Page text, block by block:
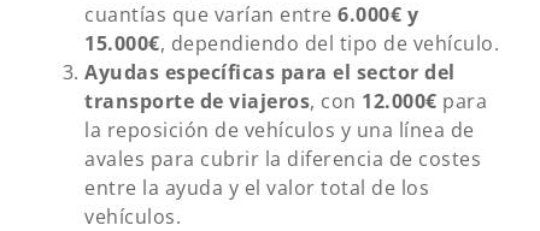
cuantías que varían entre 6.000€ y
15.000€, dependiendo del tipo de vehículo.
Ayudas específicas para el sector del
transporte de viajeros, con 12.000€ para
la reposición de vehículos y una línea de
avales para cubrir la diferencia de costes
entre la ayuda y el valor total de los
vehículos.